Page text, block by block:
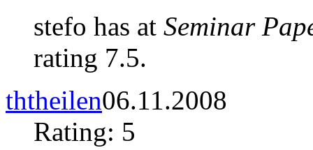
stefo has at Seminar
rating 7.5.
ththeilen06.11.2008
Rating: 5